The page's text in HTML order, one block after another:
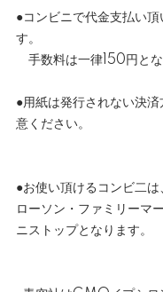
●コンビニで代金支払い
す。
手数料は一律150円とな
●用紙は発行されない決
意ください。
●お使い頂けるコンビ二は
ローソン・ファミリーマ
ニストップとなります。